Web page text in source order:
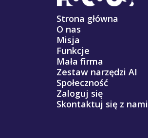
Strona główna
O nas
Misja
Funkcje
Mała firma
Zestaw narzędzi AI
Społeczność
Zaloguj się
Skontaktuj się z nami